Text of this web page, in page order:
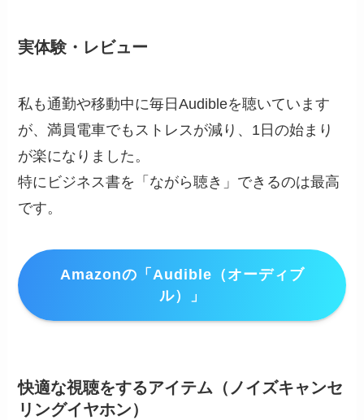
実体験・レビュー
私も通勤や移動中に毎日Audibleを聴いています
が、満員電車でもストレスが減り、1日の始まり
が楽になりました。
特にビジネス書を「ながら聴き」できるのは最高
です。
Amazonの「Audible（オーディブ
ル）」
快適な視聴をするアイテム（ ノイズキャンセ
リングイヤホン）